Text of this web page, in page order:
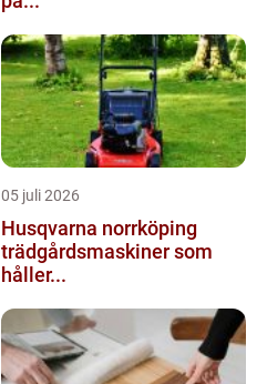
05 juli 2026
Husqvarna norrköping
trädgårdsmaskiner som
håller...